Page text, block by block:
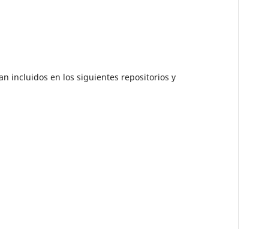
incluidos en los siguientes repositorios y